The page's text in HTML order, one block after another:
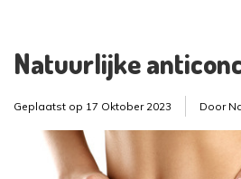
Natuurlijke
Geplaatst op 17 Oktober 2023 Door